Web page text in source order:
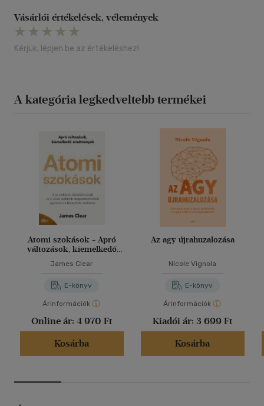
Vásárlói értékelések, vélemények
Kérjük, lépjen be az értékeléshez!
A kategória legkedveltebb termékei
Atomi szokások - Apró
változások, kiemelkedő
James Clear
E-könyv
Árinformációk
Online ár: 4 970 Ft
Kosárba
Az agy újrahuzalozása
Nicole Vignola
E-könyv
Árinformációk
Kiadói ár: 3 699 Ft
Kosárba